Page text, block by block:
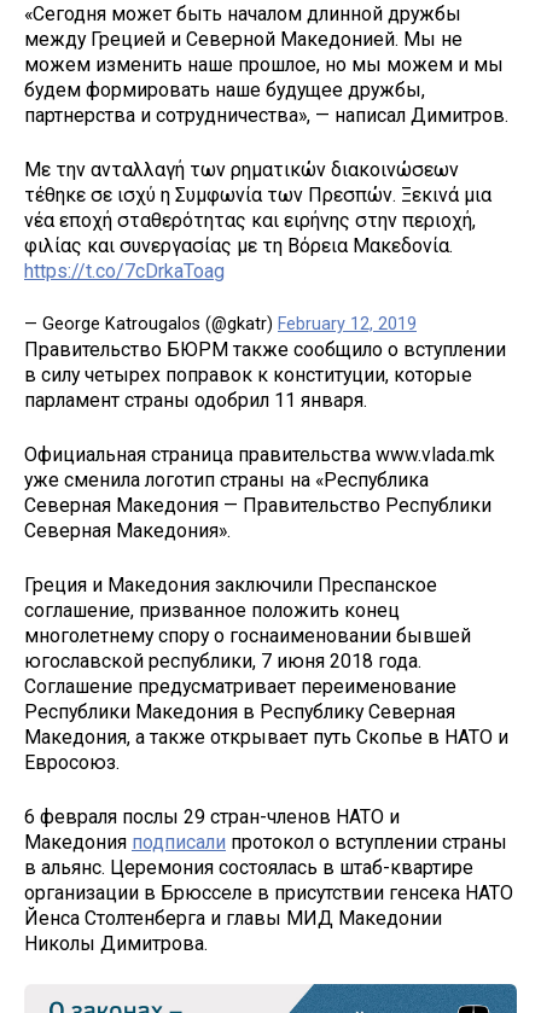
«Сегодня может быть началом длинной дружбы
между Грецией и Северной Македонией. Мы не
можем изменить наше прошлое, но мы можем и мы
будем формировать наше будущее дружбы,
партнерства и сотрудничества», — написал Димитров.
Με την ανταλλαγή των ρηματικών διακοινώσεων
τέθηκε σε ισχύ η Συμφωνία των Πρεσπών. Ξεκινά μια
νέα εποχή σταθερότητας και ειρήνης στην περιοχή,
φιλίας και συνεργασίας με τη Βόρεια Μακεδονία.
https://t.co/7cDrkaToag
— George Katrougalos (@gkatr) February 12, 2019
Правительство БЮРМ также сообщило о вступлении
в силу четырех поправок к конституции, которые
парламент страны одобрил 11 января.
Официальная страница правительства www.vlada.mk
уже сменила логотип страны на «Республика
Северная Македония — Правительство Республики
Северная Македония».
Греция и Македония заключили Преспанское
соглашение, призванное положить конец
многолетнему спору о госнаименовании бывшей
югославской республики, 7 июня 2018 года.
Соглашение предусматривает переименование
Республики Македония в Республику Северная
Македония, а также открывает путь Скопье в НАТО и
Евросоюз.
6 февраля послы 29 стран-членов НАТО и
Македония подписали протокол о вступлении страны
в альянс. Церемония состоялась в штаб-квартире
организации в Брюсселе в присутствии генсека НАТО
Йенса Столтенберга и главы МИД Македонии
Николы Димитрова.